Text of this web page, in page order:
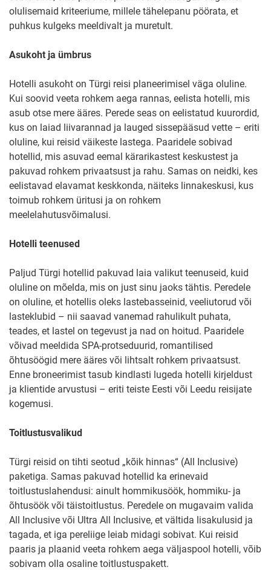
olulisemaid kriteeriume, millele tähelepanu pöörata, et
puhkus kulgeks meeldivalt ja muretult.
Asukoht ja ümbrus
Hotelli asukoht on Türgi reisi planeerimisel väga oluline.
Kui soovid veeta rohkem aega rannas, eelista hotelli, mis
asub otse mere ääres. Perede seas on eelistatud kuurordid,
kus on laiad liivarannad ja lauged sissepääsud vette – eriti
oluline, kui reisid väikeste lastega. Paaridele sobivad
hotellid, mis asuvad eemal kärarikastest keskustest ja
pakuvad rohkem privaatsust ja rahu. Samas on neidki, kes
eelistavad elavamat keskkonda, näiteks linnakeskusi, kus
toimub rohkem üritusi ja on rohkem
meelelahutusvõimalusi.
Hotelli teenused
Paljud Türgi hotellid pakuvad laia valikut teenuseid, kuid
oluline on mõelda, mis on just sinu jaoks tähtis. Peredele
on oluline, et hotellis oleks lastebasseinid, veeliutorud või
lasteklubid – nii saavad vanemad rahulikult puhata,
teades, et lastel on tegevust ja nad on hoitud. Paaridele
võivad meeldida SPA-protseduurid, romantilised
õhtusöögid mere ääres või lihtsalt rohkem privaatsust.
Enne broneerimist tasub kindlasti lugeda hotelli kirjeldust
ja klientide arvustusi – eriti teiste Eesti või Leedu reisijate
kogemusi.
Toitlustusvalikud
Türgi reisid on tihti seotud „kõik hinnas“ (All Inclusive)
paketiga. Samas pakuvad hotellid ka erinevaid
toitlustuslahendusi: ainult hommikusöök, hommiku- ja
õhtusöök või täistoitlustus. Peredele on mugavaim valida
All Inclusive või Ultra All Inclusive, et vältida lisakulusid ja
tagada, et iga pereliige leiab midagi sobivat. Kui reisid
paaris ja plaanid veeta rohkem aega väljaspool hotelli, võib
sobivam olla osaline toitlustuspakett.